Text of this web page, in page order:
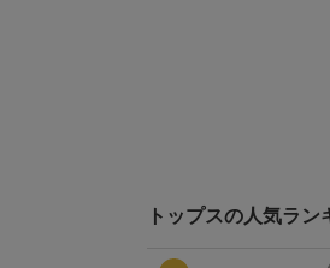
トップスの人気ラン